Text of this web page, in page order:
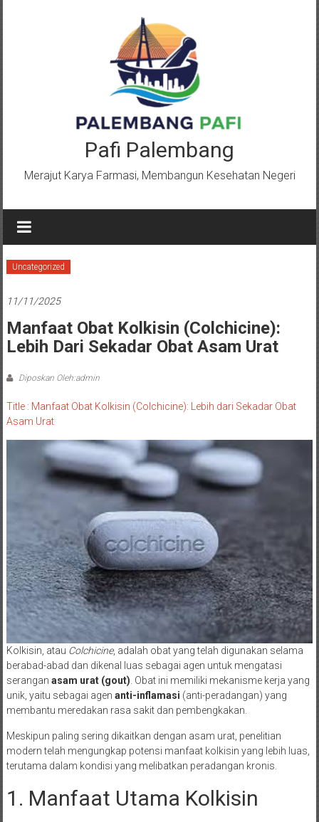
Pafi Palembang
Merajut Karya Farmasi, Membangun Kesehatan Negeri
Uncategorized
11/11/2025
Manfaat Obat Kolkisin (Colchicine):
Lebih Dari Sekadar Obat Asam Urat
Diposkan Oleh:admin
Title : Manfaat Obat Kolkisin (Colchicine): Lebih dari Sekadar Obat
Asam Urat
Kolkisin, atau Colchicine, adalah obat yang telah digunakan selama
berabad-abad dan dikenal luas sebagai agen untuk mengatasi
serangan asam urat (gout) . Obat ini memiliki mekanisme kerja yang
unik, yaitu sebagai agen anti-inflamasi (anti-peradangan) yang
membantu meredakan rasa sakit dan pembengkakan.
Meskipun paling sering dikaitkan dengan asam urat, penelitian
modern telah mengungkap potensi manfaat kolkisin yang lebih luas,
terutama dalam kondisi yang melibatkan peradangan kronis.
1. Manfaat Utama Kolkisin